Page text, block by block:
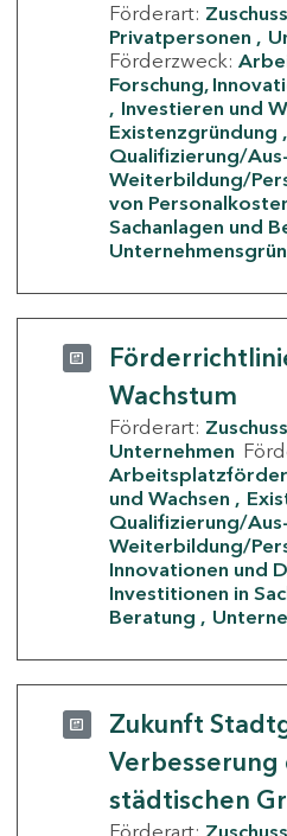
Förderart: Zuschuss
Privatpersonen
Förderzweck:
Forschung,
Investieren und
Existenzgründung
Qualifizierung/
Weiterbildung/
von
Sachanlagen und
Wachstum
Förderart: Zuschuss
Unternehmen
und Wachsen
Qualifizierung/
Weiterbildung/
Innovationen und
Investitionen in
Beratung
Zukunft
Verbesserung
städtischen